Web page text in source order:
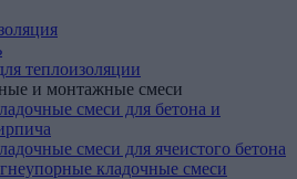
теплоизоляции
и монтажные смеси
смеси для бетона и
смеси для ячеистого бетона
кладочные смеси